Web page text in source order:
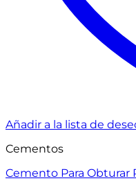
Añadir a la lista de
Cementos
Cemento Para Obturar